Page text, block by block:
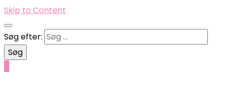
Skip to Content
Søg efter: